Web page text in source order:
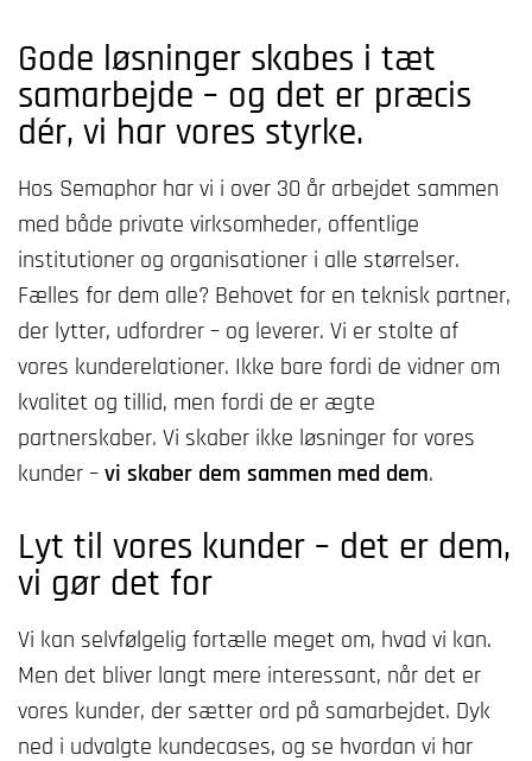
Gode løsninger skabes i tæt
samarbejde – og det er præcis
dér, vi har vores styrke.
Hos Semaphor har vi i over 30 år arbejdet sammen
med både private virksomheder, offentlige
institutioner og organisationer i alle størrelser.
Fælles for dem alle? Behovet for en teknisk partner,
der lytter, udfordrer – og leverer. Vi er stolte af
vores kunderelationer. Ikke bare fordi de vidner om
kvalitet og tillid, men fordi de er ægte
partnerskaber. Vi skaber ikke løsninger for vores
kunder –vi skaber dem sammen med dem.
Lyt til vores kunder – det er dem,
vi gør det for
Vi kan selvfølgelig fortælle meget om, hvad vi kan.
Men det bliver langt mere interessant, når det er
vores kunder, der sætter ord på samarbejdet. Dyk
ned i udvalgte kundecases, og se hvordan vi har